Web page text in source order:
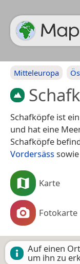
Mitteleuropa
Schafköpfe ist
und hat eine
Schafköpfe
Vordersässsowie
Karte
Fotokarte
Auf einen
um ihn zu